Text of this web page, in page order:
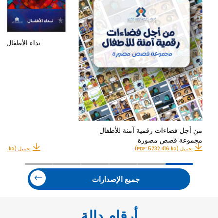
جميع الإصدارات
من أجل فضاءات رقمية آمنة للأطفال
مجموعة قصص مصورة
تحميل (PDF: 5232.416 ko)
نداء الأطفال
تحميل (PDF: 9583.326 ko)